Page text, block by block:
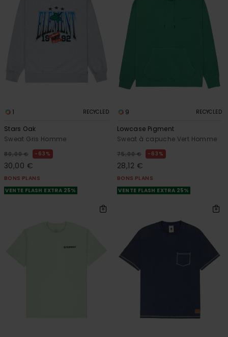
1 RECYCLED
Stars Oak
Sweat Gris Homme
80,00 € 63%
30,00 €
BONS PLANS
VENTE FLASH EXTRA 25%
9 RECYCLED
Lowcase Pigment
Sweat à capuche Vert Homme
75,00 € 63%
28,12 €
BONS PLANS
VENTE FLASH EXTRA 25%